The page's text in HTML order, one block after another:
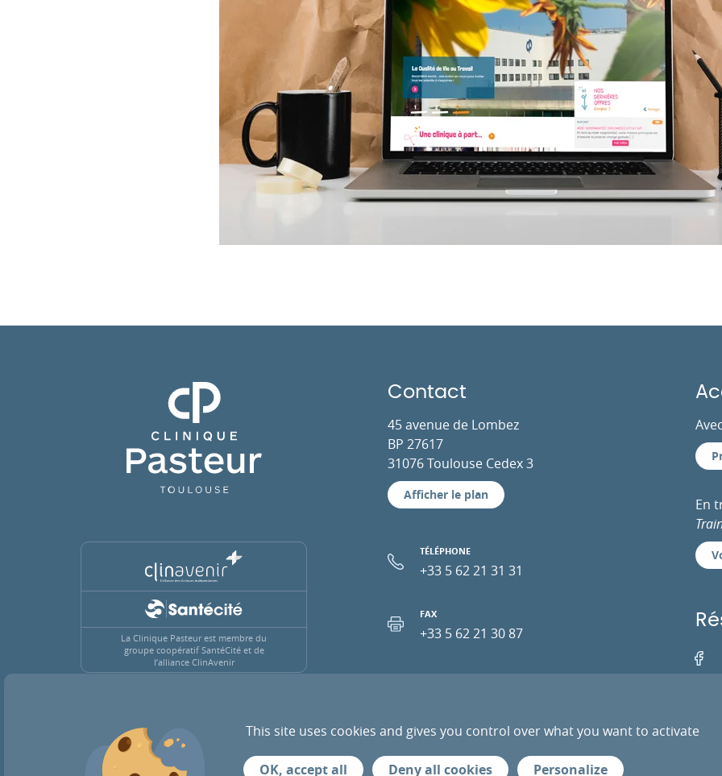
Clinique Pasteur
La Clinique Pasteur est membre du
groupe coopératif SantéCité et de
l’alliance ClinAvenir
Contact
45 avenue de Lombez
BP 27617
31076 Toulouse Cedex 3
Afficher le plan
TÉLÉPHONE
+33 5 62 21 31 31
FAX
+33 5 62 21 30 87
En
ACTUALITÉS RECRUTEMENT PRESSE PRESTATAIRES ESPACE PRO
This site uses cookies and gives you control over what you want to activate
OK, accept all Deny all cookies Personalize